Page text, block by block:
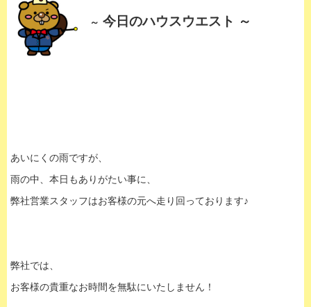
～ 今日のハウスウエスト ～
あいにくの雨ですが、
雨の中、本日もありがたい事に、
弊社営業スタッフはお客様の元へ走り回っております♪
弊社では、
お客様の貴重なお時間を無駄にいたしません！